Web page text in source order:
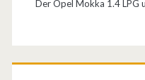
Der Opel Mokka 1.4 LPG